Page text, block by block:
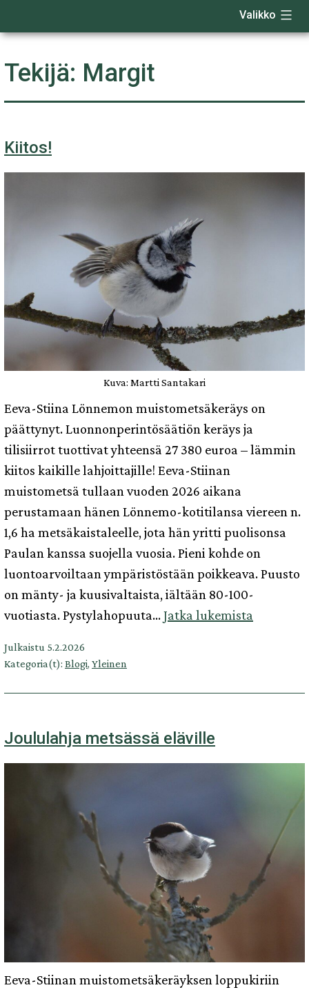
Siirry
sisältöön
Valikko
Tekijä: Margit
Kiitos!
Kuva: Martti Santakari
Eeva-Stiina Lönnemon muistometsäkeräys on
päättynyt. Luonnonperintösäätiön keräys ja
tilisiirrot tuottivat yhteensä 27 380 euroa – lämmin
kiitos kaikille lahjoittajille! Eeva-Stiinan
muistometsä tullaan vuoden 2026 aikana
perustamaan hänen Lönnemo-kotitilansa viereen n.
1,6 ha metsäkaistaleelle, jota hän yritti puolisonsa
Paulan kanssa suojella vuosia. Pieni kohde on
luontoarvoiltaan ympäristöstään poikkeava. Puusto
on mänty- ja kuusivaltaista, iältään 80-100-
vuotiasta. Pystylahopuuta…Jatka lukemista
Julkaistu 5.2.2026
Kategoria(t): Blogi, Yleinen
Joululahja metsässä eläville
Eeva-Stiinan muistometsäkeräyksen loppukiriin